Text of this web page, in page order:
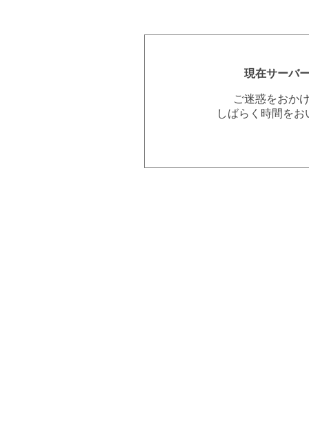
現在サーバ
ご迷惑をおか
しばらく時間を